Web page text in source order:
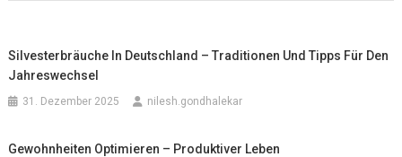
Silvesterbräuche In Deutschland – Traditionen Und Tipps Für Den
Jahreswechsel
31. Dezember 2025 nilesh.gondhalekar
Gewohnheiten Optimieren – Produktiver Leben